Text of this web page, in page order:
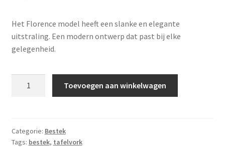
Het Florence model heeft een slanke en elegante
uitstraling. Een modern ontwerp dat past bij elke
gelegenheid.
Toevoegen aan winkelwagen
Categorie: Bestek
Tags: bestek, tafelvork